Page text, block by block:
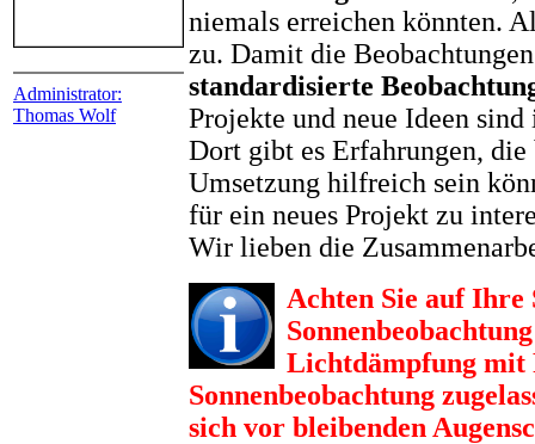
Administrator:
Thomas Wolf
niemals erreichen könnten.
zu. Damit die
standardisierte
Projekte und neue Ideen
Dort gibt es Erfahrungen, die
Umsetzung hilfreich sein
für ein neues Projekt zu
Wir lieben die
Achten Sie auf Ihre
Lichtdämpfung
Sonnenbeobachtung
sich vor bleibenden